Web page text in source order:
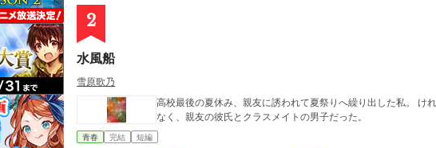
2
水風船
雪原歌乃
高校最後の夏休み、親友に誘われて夏祭りへ繰り出した私。 け
なく、親友の彼氏とクラスメイトの男子だった。
青春 完結 短編